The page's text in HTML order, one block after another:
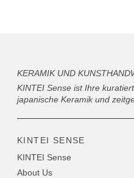
KERAMIK UND
KINTEI Sense ist Ihre
japanische Keramik und
KINTEI SENSE
KINTEI Sense
About Us